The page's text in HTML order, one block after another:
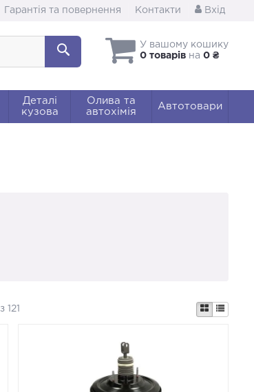
Гарантія та повернення Контакти Вхід
У вашому кошику
0 товарів на 0 ₴
Деталі
кузова
Олива та
автохімія
Автотовари
121